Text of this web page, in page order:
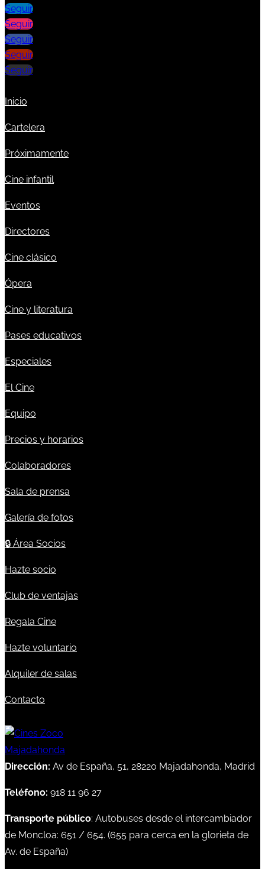
Seguir
Seguir
Seguir
Seguir
Seguir
Inicio
Cartelera
Próximamente
Cine infantil
Eventos
Directores
Cine clásico
Ópera
Cine y literatura
Pases educativos
Especiales
El Cine
Equipo
Precios y horarios
Colaboradores
Sala de prensa
Galería de fotos
🔒 Área Socios
Hazte socio
Club de ventajas
Regala Cine
Hazte voluntario
Alquiler de salas
Contacto
Dirección: Av de España, 51, 28220 Majadahonda, Madrid
Teléfono: 918 11 96 27
Transporte público: Autobuses desde el intercambiador
de Moncloa: 651 / 654. (655 para cerca en la glorieta de
Av. de España)